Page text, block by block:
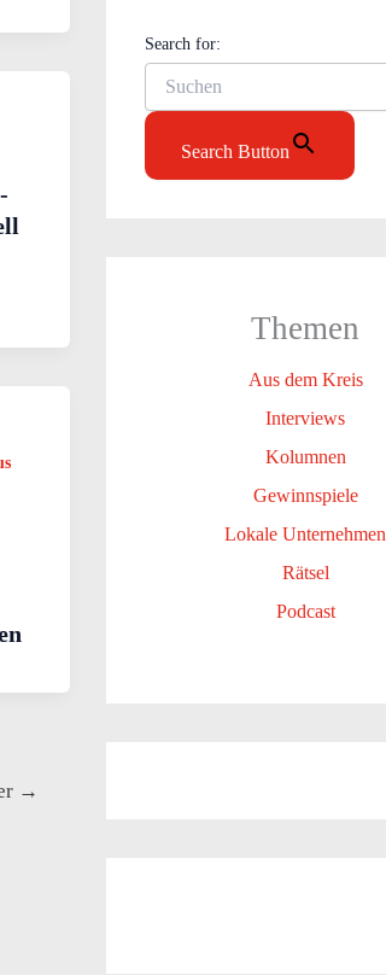
→
Search for:
Search Button
Themen
Aus dem Kreis
Interviews
Kolumnen
Gewinnspiele
Lokale Unternehmen
Rätsel
Podcast